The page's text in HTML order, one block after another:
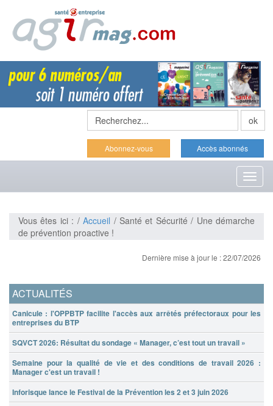
Abonnez-vous Accès abonnés
Vous êtes ici : /Accueil / Santé et Sécurité / Une démarche
de prévention proactive !
Dernière mise à jour le : 22/07/2026
ACTUALITÉS
Canicule : l'OPPBTP facilite l'accès aux arrêtés préfectoraux pour les
entreprises du BTP
SQVCT 2026: Résultat du sondage « Manager, c’est tout un travail »
Semaine pour la qualité de vie et des conditions de travail 2026 :
Manager c'est un travail !
Inforisque lance le Festival de la Prévention les 2 et 3 juin 2026